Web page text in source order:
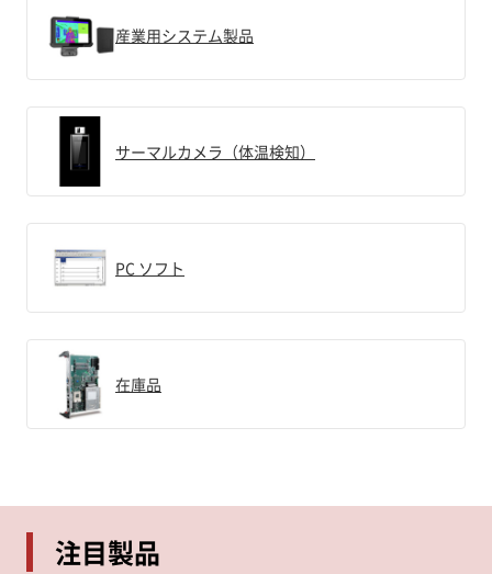
産業用システム製品
サーマルカメラ（体温検知）
PC ソフト
在庫品
注目製品